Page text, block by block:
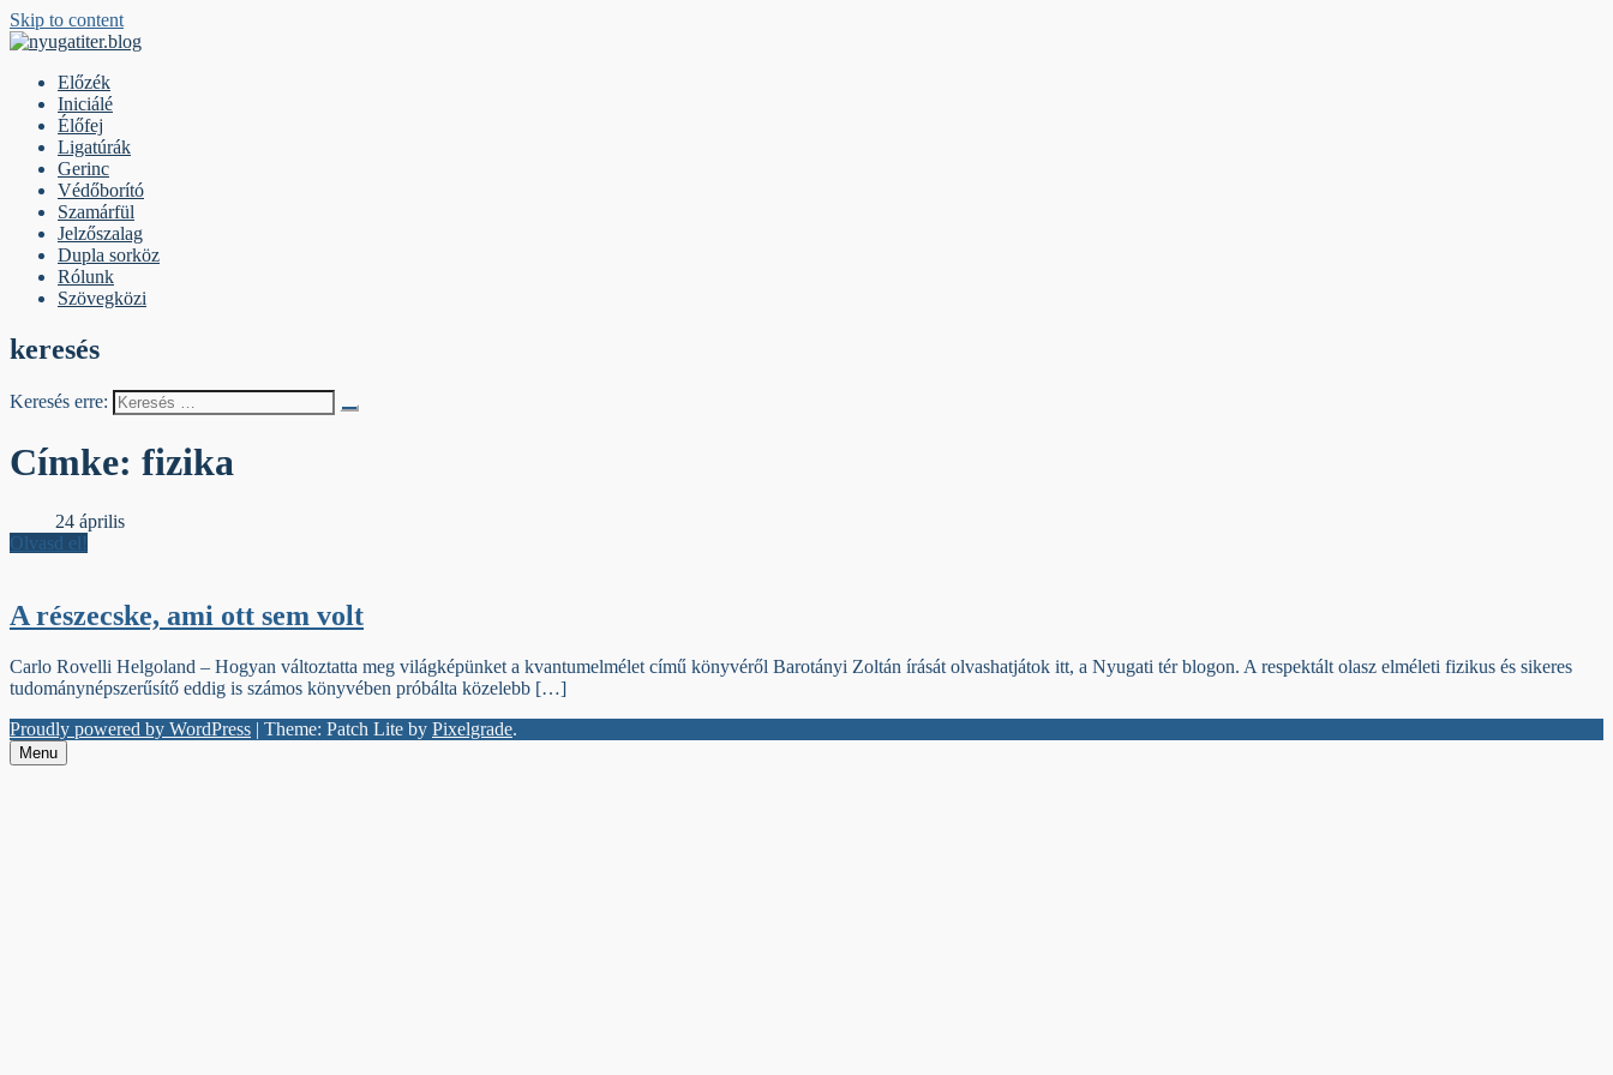
Skip to content
Előzék
Iniciálé
Élőfej
Ligatúrák
Gerinc
Védőborító
Szamárfül
Jelzőszalag
Dupla sorköz
Rólunk
Szövegközi
keresés
Keresés erre:
Címke: fizika
24 április
Olvasd el!
A részecske, ami ott sem volt
Carlo Rovelli Helgoland – Hogyan változtatta meg világképünket a kvantumelmélet című könyvéről Barotányi Zoltán írását olvashatjátok itt, a Nyugati tér blogon. A respektált olasz elméleti fizikus és sikeres
tudománynépszerűsítő eddig is számos könyvében próbálta közelebb […]
Proudly powered by WordPress | Theme: Patch Lite by Pixelgrade.
Menu